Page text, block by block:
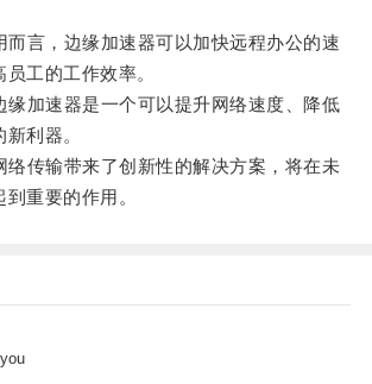
言，边缘加速器可以加快远程办公的速
工的工作效率。
加速器是一个可以提升网络速度、降低
利器。
传输带来了创新性的解决方案，将在未
重要的作用。